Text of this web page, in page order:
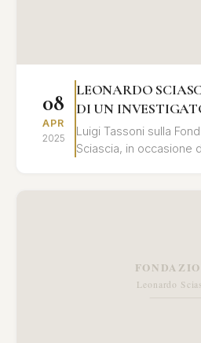
08
APR
2025
LEONARDO
DI UN
Luigi Tassoni sulla
Sciascia, in occasione